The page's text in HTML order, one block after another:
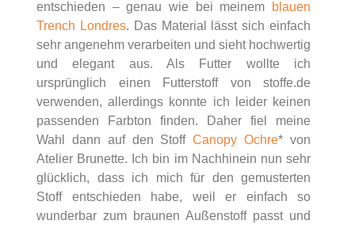
entschieden – genau wie bei meinem
blauen
Trench Londres. Das Material lässt sich einfach
sehr angenehm verarbeiten und sieht hochwertig
und elegant aus. Als Futter wollte ich
ursprünglich einen Futterstoff von stoffe.de
verwenden, allerdings konnte ich leider keinen
passenden Farbton finden. Daher fiel meine
Wahl dann auf den StoffCanopy Ochre* von
Atelier Brunette. Ich bin im Nachhinein nun sehr
glücklich, dass ich mich für den gemusterten
Stoff entschieden habe, weil er einfach so
wunderbar zum braunen Außenstoff passt und